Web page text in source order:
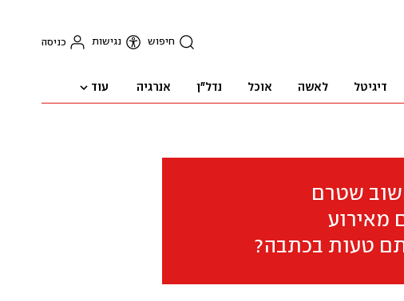
חיפוש נגישות כניסה
דיגיטל לאשה אוכל נדל"ן אנרגיה עוד
שטרם
מאירוע
טעות בכתבה?